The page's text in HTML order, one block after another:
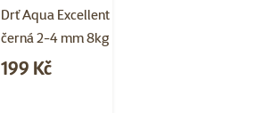
Drť Aqua Excellent
černá 2-4 mm 8kg
Cena
199 Kč